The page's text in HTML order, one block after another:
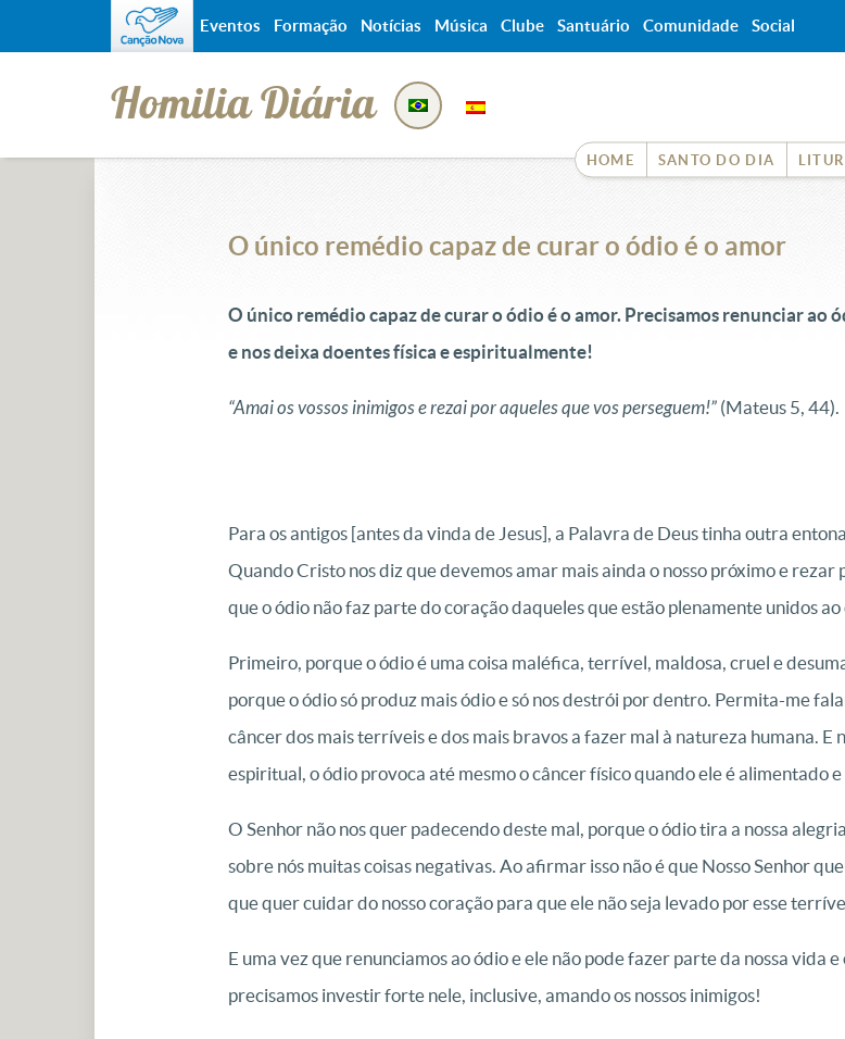
Homilia Diária
HOME SANTO DO DIA
O único remédio capaz de curar o ódio é o amor
O único remédio capaz de curar o ódio é o amor. Precisamos renunciar ao
e nos deixa doentes física e espiritualmente!
“Amai os vossos inimigos e rezai por aqueles que vos perseguem!”(Mateus 5, 44).
Para os antigos [antes da vinda de Jesus], a Palavra de Deus tinha outra
Quando Cristo nos diz que devemos amar mais ainda o nosso próximo e rezar
que o ódio não faz parte do coração daqueles que estão plenamente unidos
Primeiro, porque o ódio é uma coisa maléfica, terrível, maldosa, cruel e
porque o ódio só produz mais ódio e só nos destrói por dentro. Permita-me
câncer dos mais terríveis e dos mais bravos a fazer mal à natureza humana. E
espiritual, o ódio provoca até mesmo o câncer físico quando ele é alimentado
O Senhor não nos quer padecendo deste mal, porque o ódio tira a nossa
sobre nós muitas coisas negativas. Ao afirmar isso não é que Nosso Senhor
que quer cuidar do nosso coração para que ele não seja levado por esse
E uma vez que renunciamos ao ódio e ele não pode fazer parte da nossa vida
precisamos investir forte nele, inclusive, amando os nossos inimigos!
Eventos Formação Notícias Música Clube Santuário Comunidade Social